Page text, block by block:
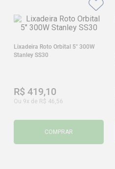
Lixadeira Roto Orbital 5" 300W
Stanley SS30
R$ 419,10
Ou 9x de R$ 46 56
COMPRAR